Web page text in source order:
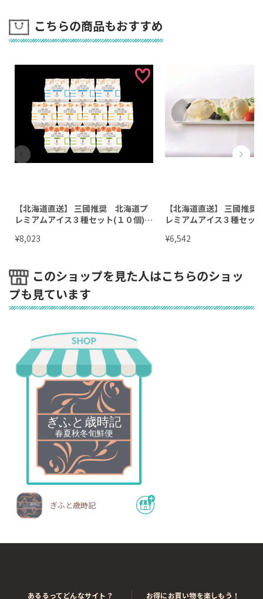
こちらの商品もおすすめ
【北海道直送】 三國推奨 北海道プ
レミアムアイス３種セット(１０個) M
除く)
¥8,023
【北海道直送】 三國推
レミアムアイス３種セッ
¥6,542
このショップを見た人はこちらのショッ
プも見ています
ぎふと歳時記
あるるってどんなサイト？ お得にお買い物を楽しもう！